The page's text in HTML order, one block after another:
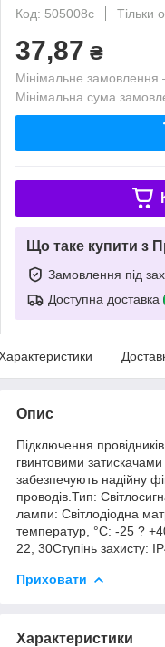
Код: 505008с
Тільки
37,87 ₴
Мінімальне
Мінімальна сума
Що таке купити з
Замовлення під
Доступна доставка
Опис
Підключення
гвинтовими
забезпечують надійну
проводів.Тип:
лампи: Світлодіодна
температур, °C: -25 ?
22, 30Ступінь захисту:
Приховати
Характеристики